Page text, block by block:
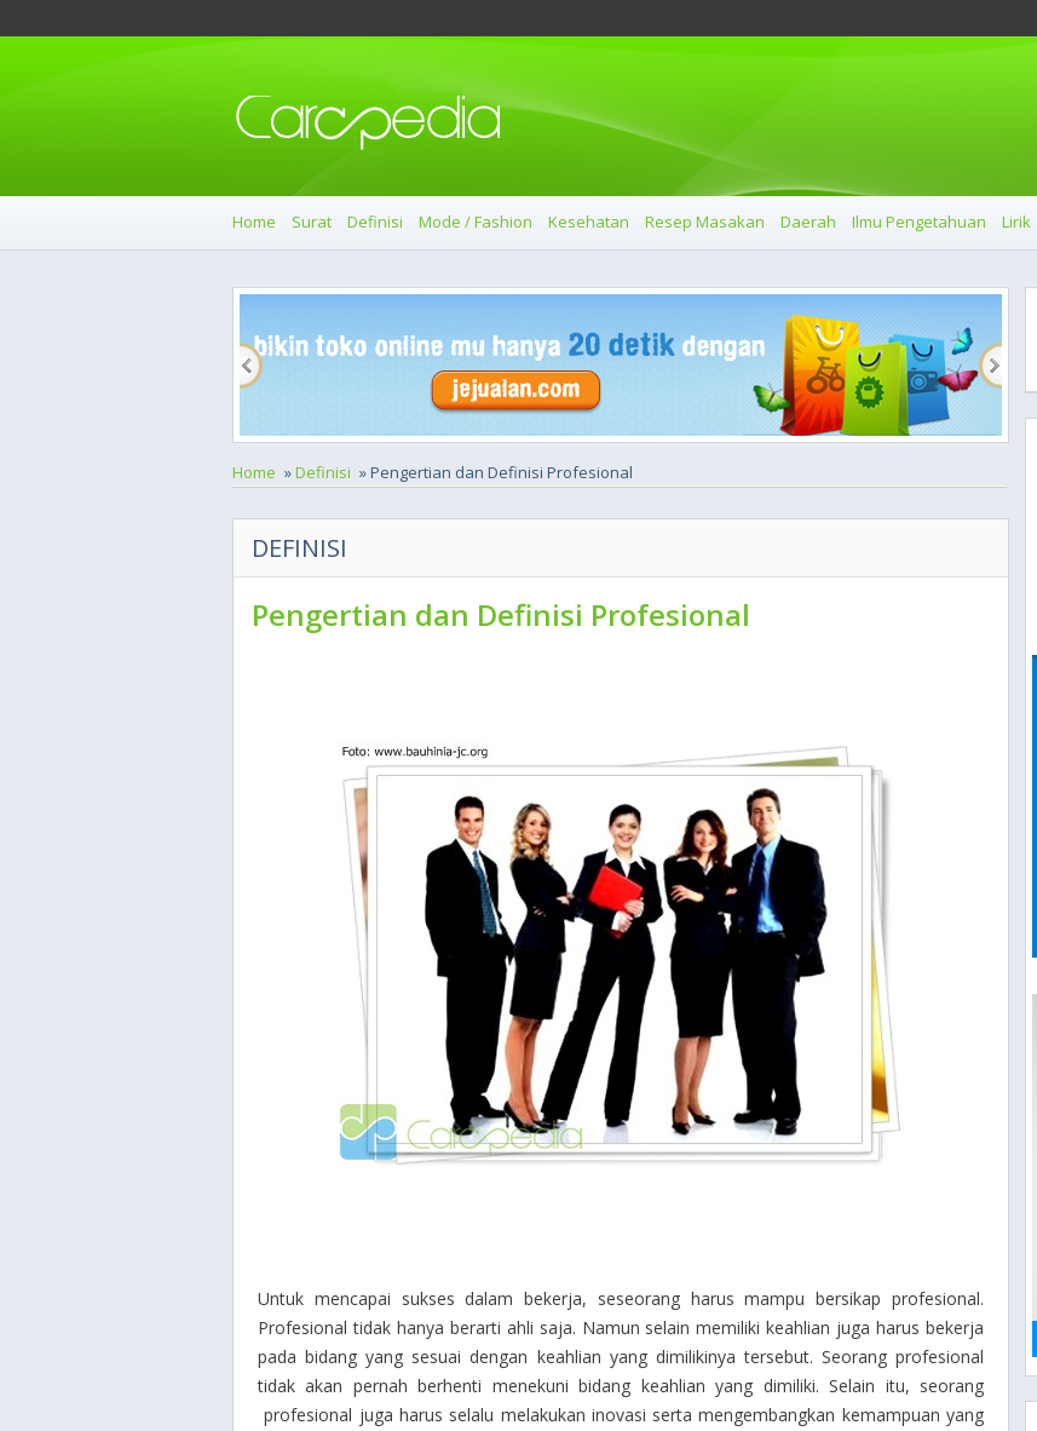
Home Surat Definisi Mode / Fashion Kesehatan Resep Masakan Daerah Ilmu Pengetahuan Lirik
Home »Definisi » Pengertian dan Definisi Profesional
DEFINISI
Pengertian dan Definisi Profesional
Untuk mencapai sukses dalam bekerja, seseorang harus mampu bersikap profesional.
Profesional tidak hanya berarti ahli saja. Namun selain memiliki keahlian juga harus bekerja
pada bidang yang sesuai dengan keahlian yang dimilikinya tersebut. Seorang profesional
tidak akan pernah berhenti menekuni bidang keahlian yang dimiliki. Selain itu, seorang
profesional juga harus selalu melakukan inovasi serta mengembangkan kemampuan yang